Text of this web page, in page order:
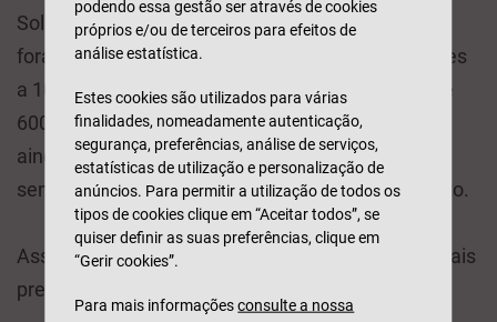
Solidariedade Social. Na edição do ano passado
foram angariados 15 mil medicamentos, entregues
a 100 instituições, e participaram 230 farmácias e
600 voluntários. Este ano esperam-se números
ainda maiores, evolução que se tem verificado
sempre desde 2009, quando se iniciou este projeto.
Assim fazemos chegar medicamentos a quem mais
precisa!
podendo essa gestão ser através de cookies
próprios e/ou de terceiros para efeitos de
análise estatística.
Estes cookies são utilizados para várias
finalidades, nomeadamente autenticação,
segurança, preferências, análise de serviços,
estatísticas de utilização e personalização de
anúncios. Para permitir a utilização de todos os
tipos de cookies clique em “Aceitar todos”, se
quiser definir as suas preferências, clique em
“Gerir cookies”.
Para mais informaçõesconsulte a nossa